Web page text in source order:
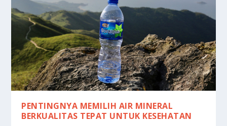
PENTINGNYA MEMILIH AIR MINERAL
BERKUALITAS TEPAT UNTUK KESEHATAN